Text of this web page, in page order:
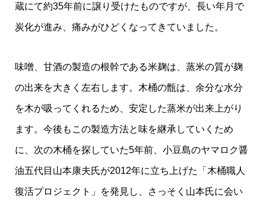
蔵にて約35年前に譲り受けたものですが、長い年月で
炭化が進み、痛みがひどくなってきていました。
味噌、甘酒の製造の根幹である米麹は、蒸米の質が麹
の出来を大きく左右します。木桶の甑は、余分な水分
を木が吸ってくれるため、安定した蒸米が出来上がり
ます。今後もこの製造方法と味を継承していくため
に、次の木桶を探していた5年前、小豆島のヤマロク醤
油五代目山本康夫氏が2012年に立ち上げた「木桶職人
復活プロジェクト」を発見し、さっそく山本氏に会い